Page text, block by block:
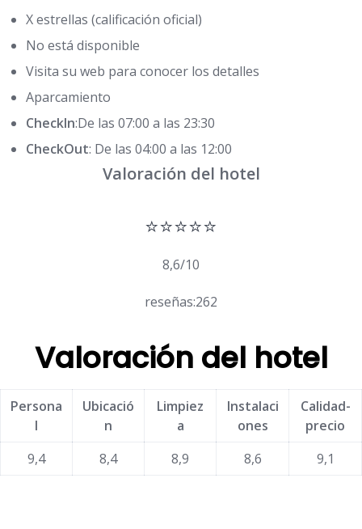
X estrellas (calificación oficial)
No está disponible
Visita su web para conocer los detalles
Aparcamiento
CheckIn:De las 07:00 a las 23:30
CheckOut: De las 04:00 a las 12:00
Valoración del hotel
⭐⭐⭐⭐⭐
8,6/10
reseñas:262
Valoración del hotel
Persona
l
Ubicació
n
Limpiez
a
Instalaci
ones
Calidad-
precio
9,4
8,4 8,9 8,6 9,1